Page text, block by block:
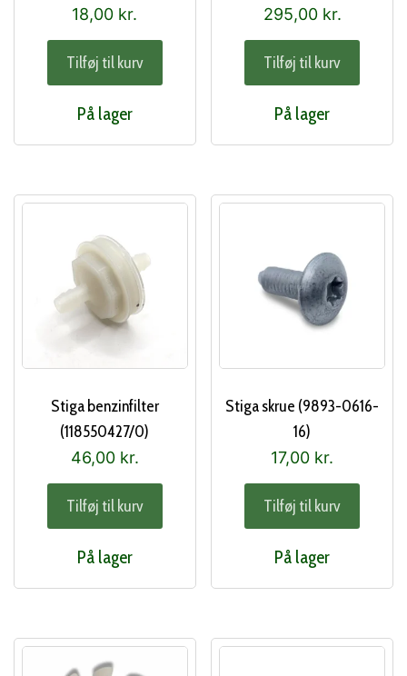
18,00 kr.
Tilføj til kurv
På lager
295,00 kr.
Tilføj til kurv
På lager
Stiga benzinfilter
(118550427/0)
46,00 kr.
Tilføj til kurv
På lager
Stiga skrue (9893-0616-
16)
17,00 kr.
Tilføj til kurv
På lager